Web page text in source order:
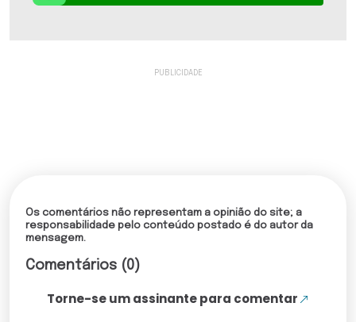
Os comentários não representam a opinião do site; a
responsabilidade pelo conteúdo postado é do autor da
mensagem.
Comentários (0)
Torne-se um assinante para comentar